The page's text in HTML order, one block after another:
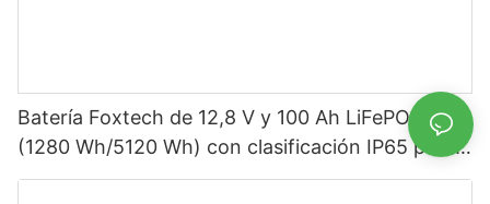
Batería Foxtech de 12,8 V y 100 Ah LiFePO4
(1280 Wh/5120 Wh) con clasificación IP65 para
almacenamiento de energía en sistemas solares